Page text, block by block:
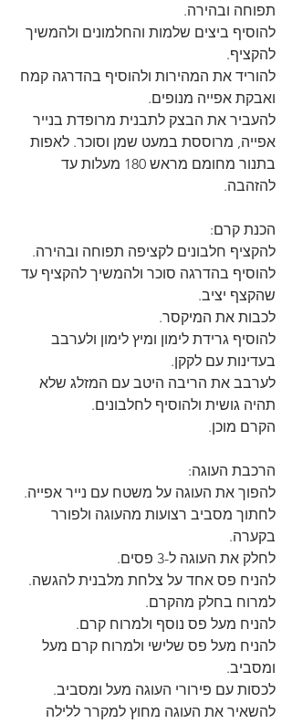
תפוחה ובהירה.
להוסיף ביצים שלמות והחלמונים ולהמשיך
להקציף.
להוריד את המהירות ולהוסיף בהדרגה קמח
ואבקת אפייה מנופים.
להעביר את הבצק לתבנית מרופדת בנייר
אפייה, מרוססת במעט שמן וסוכר. לאפות
בתנור מחומם מראש 180 מעלות עד
להזהבה.
הכנת קרם:
להקציף חלבונים לקציפה תפוחה ובהירה.
להוסיף בהדרגה סוכר ולהמשיך להקציף עד
שהקצף יציב.
לכבות את המיקסר.
להוסיף גרידת לימון ומיץ לימון ולערבב
בעדינות עם לקקן.
לערבב את הריבה היטב עם המזלג שלא
תהיה גושית ולהוסיף לחלבונים.
הקרם מוכן.
הרכבת העוגה:
להפוך את העוגה על משטח עם נייר אפייה.
לחתוך מסביב רצועות מהעוגה ולפורר
בקערה.
לחלק את העוגה ל-3 פסים.
להניח פס אחד על צלחת מלבנית להגשה.
למרוח בחלק מהקרם.
להניח מעל פס נוסף ולמרוח קרם.
להניח מעל פס שלישי ולמרוח קרם מעל
ומסביב.
לכסות עם פירורי העוגה מעל ומסביב.
להשאיר את העוגה מחוץ למקרר ללילה